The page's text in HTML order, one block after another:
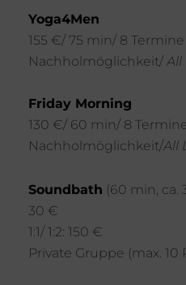
Yoga4Men
155 €/ 75 min/ 8 Termine
Nachholmöglichkeit/ All
Friday Morning
130 €/ 60 min/ 8
Nachholmöglichkeit/All
Soundbath (60 min, ca.
30 €
1:1/ 1:2: 150 €
Private Gruppe (max.